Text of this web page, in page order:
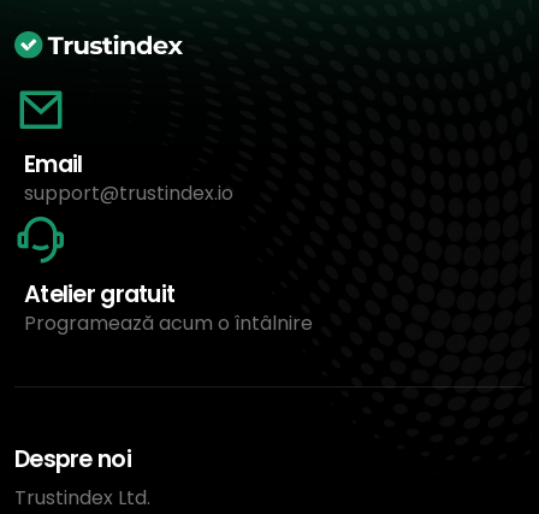
Email
support@trustindex.io
Atelier gratuit
Programează acum o întâlnire
Despre noi
Trustindex Ltd.